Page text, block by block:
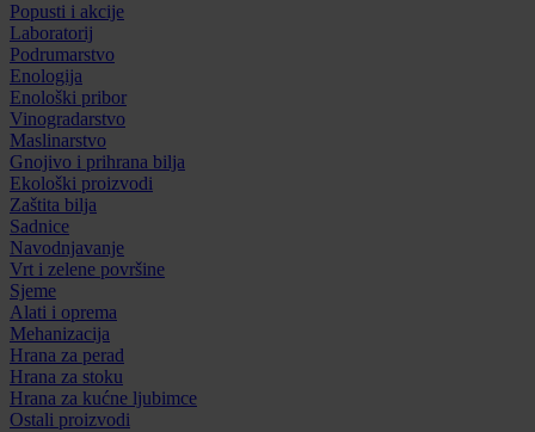
Popusti i akcije
Laboratorij
Podrumarstvo
Enologija
Enološki pribor
Vinogradarstvo
Maslinarstvo
Gnojivo i prihrana bilja
Ekološki proizvodi
Zaštita bilja
Sadnice
Navodnjavanje
Vrt i zelene površine
Sjeme
Alati i oprema
Mehanizacija
Hrana za perad
Hrana za stoku
Hrana za kućne ljubimce
Ostali proizvodi